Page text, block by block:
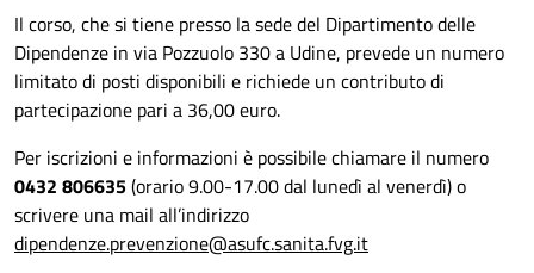
Il corso, che si tiene presso la sede del Dipartimento delle
Dipendenze in via Pozzuolo 330 a Udine, prevede un numero
limitato di posti disponibili e richiede un contributo di
partecipazione pari a 36,00 euro.
Per iscrizioni e informazioni è possibile chiamare il numero
0432 806635(orario 9.00-17.00 dal lunedì al venerdì) o
scrivere una mail all’indirizzo
dipendenze.prevenzione@asufc.sanita.fvg.it